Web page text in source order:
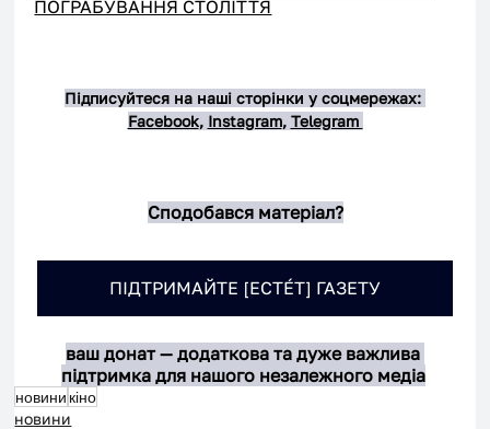
ПОГРАБУВАННЯ СТОЛІТТЯ
Підписуйтеся на наші сторінки у соцмережах:
Facebook, Instagram, Telegram
Сподобався матеріал?
ПІДТРИМАЙТЕ [ЕСТÉТ] ГАЗЕТУ
ваш донат — додаткова та дуже важлива
підтримка для нашого незалежного медіа
новини кіно
новини